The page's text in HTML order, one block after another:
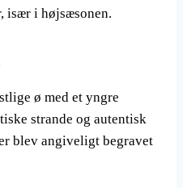
især i højsæsonen.
ø med et yngre
strande og autentisk
blev angiveligt begravet